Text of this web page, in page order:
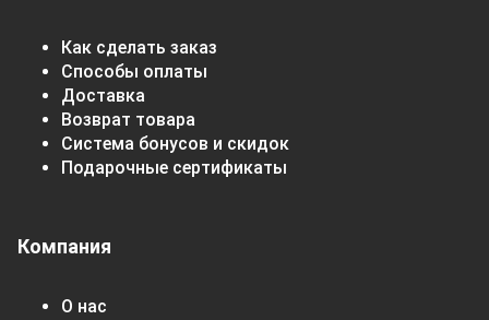
Как сделать заказ
Способы оплаты
Доставка
Возврат товара
Система бонусов и скидок
Подарочные сертификаты
Компания
О нас